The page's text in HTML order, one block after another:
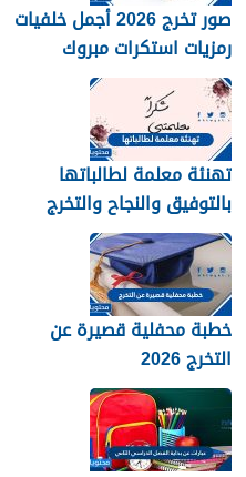
صور تخرج 2026 أجمل خلفيات
رمزيات استكرات مبروك
التخرج 1448
تهنئة معلمة لطالباتها
بالتوفيق والنجاح والتخرج
2026
خطبة محفلية قصيرة عن
التخرج 2026